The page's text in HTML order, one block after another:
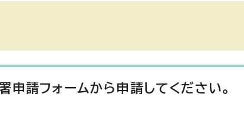
請フォームから申請してください。